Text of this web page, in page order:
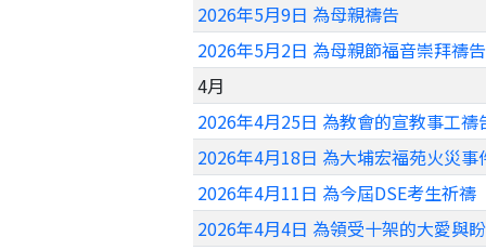
2026年5月9日 為母親禱告
2026年5月2日 為母親節福音崇拜禱告
4月
2026年4月25日 為教會的宣教事工禱
2026年4月18日 為大埔宏福苑火災事
2026年4月11日 為今屆DSE考生祈禱
2026年4月4日 為領受十架的大愛與